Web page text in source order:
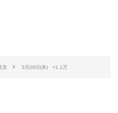
支 5月26日(木) +1.1万